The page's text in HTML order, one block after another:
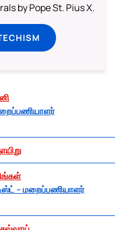
by Pope St. Pius X.
– மறைப்பணியாளர்